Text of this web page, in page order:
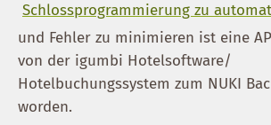
Schlossprogrammierung zu
und Fehler zu minimieren ist eine
von der igumbi Hotelsoftware/
Hotelbuchungssystem zum NUKI
worden.